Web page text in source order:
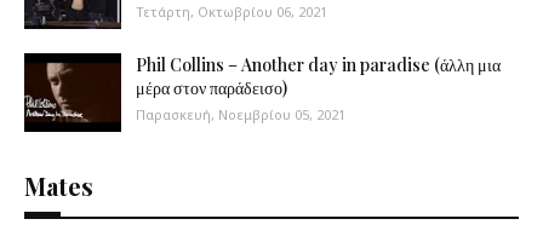
Τετάρτη, Οκτωβρίου 06, 2021
Phil Collins – Another day in paradise (άλλη μια
μέρα στον παράδεισο)
Παρασκευή, Νοεμβρίου 05, 2021
Mates